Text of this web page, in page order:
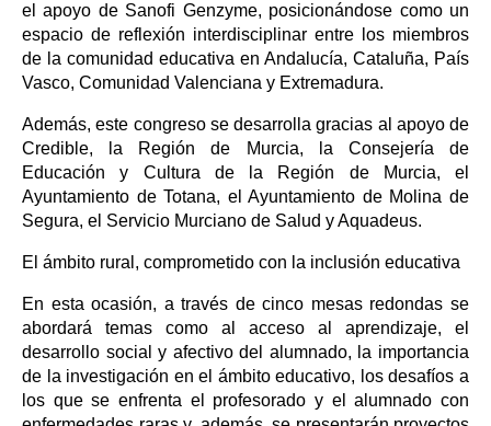
el apoyo de Sanofi Genzyme, posicionándose como un
espacio de reflexión interdisciplinar entre los miembros
de la comunidad educativa en Andalucía, Cataluña, País
Vasco, Comunidad Valenciana y Extremadura.
Además, este congreso se desarrolla gracias al apoyo de
Credible, la Región de Murcia, la Consejería de
Educación y Cultura de la Región de Murcia, el
Ayuntamiento de Totana, el Ayuntamiento de Molina de
Segura, el Servicio Murciano de Salud y Aquadeus.
El ámbito rural, comprometido con la inclusión educativa
En esta ocasión, a través de cinco mesas redondas se
abordará temas como al acceso al aprendizaje, el
desarrollo social y afectivo del alumnado, la importancia
de la investigación en el ámbito educativo, los desafíos a
los que se enfrenta el profesorado y el alumnado con